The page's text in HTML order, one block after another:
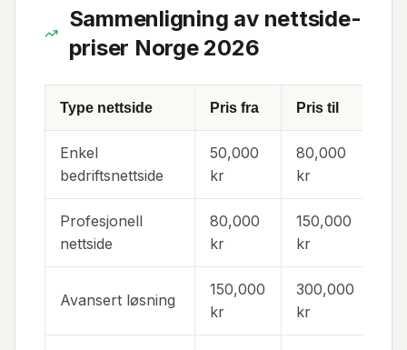
Sammenligning av nettside-
priser Norge 2026
Type nettside Pris fra Pris til
Enkel
bedriftsnettside
50,000
kr
80,000
kr
Profesjonell
nettside
80,000
kr
150,000
kr
Avansert løsning
150,000
kr
300,000
kr